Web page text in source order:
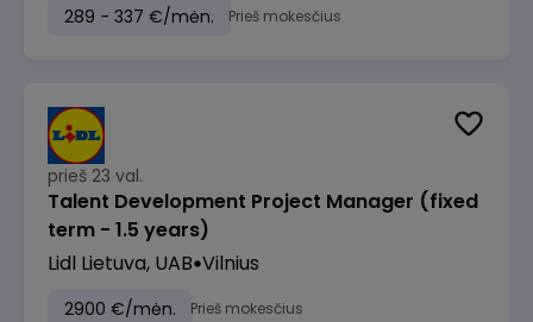
289 - 337 €/mėn. Prieš mokesčius
prieš 23 val.
Talent Development Project Manager (fixed
term - 1.5 years)
Lidl Lietuva, UAB Vilnius
2900 €/mėn. Prieš mokesčius